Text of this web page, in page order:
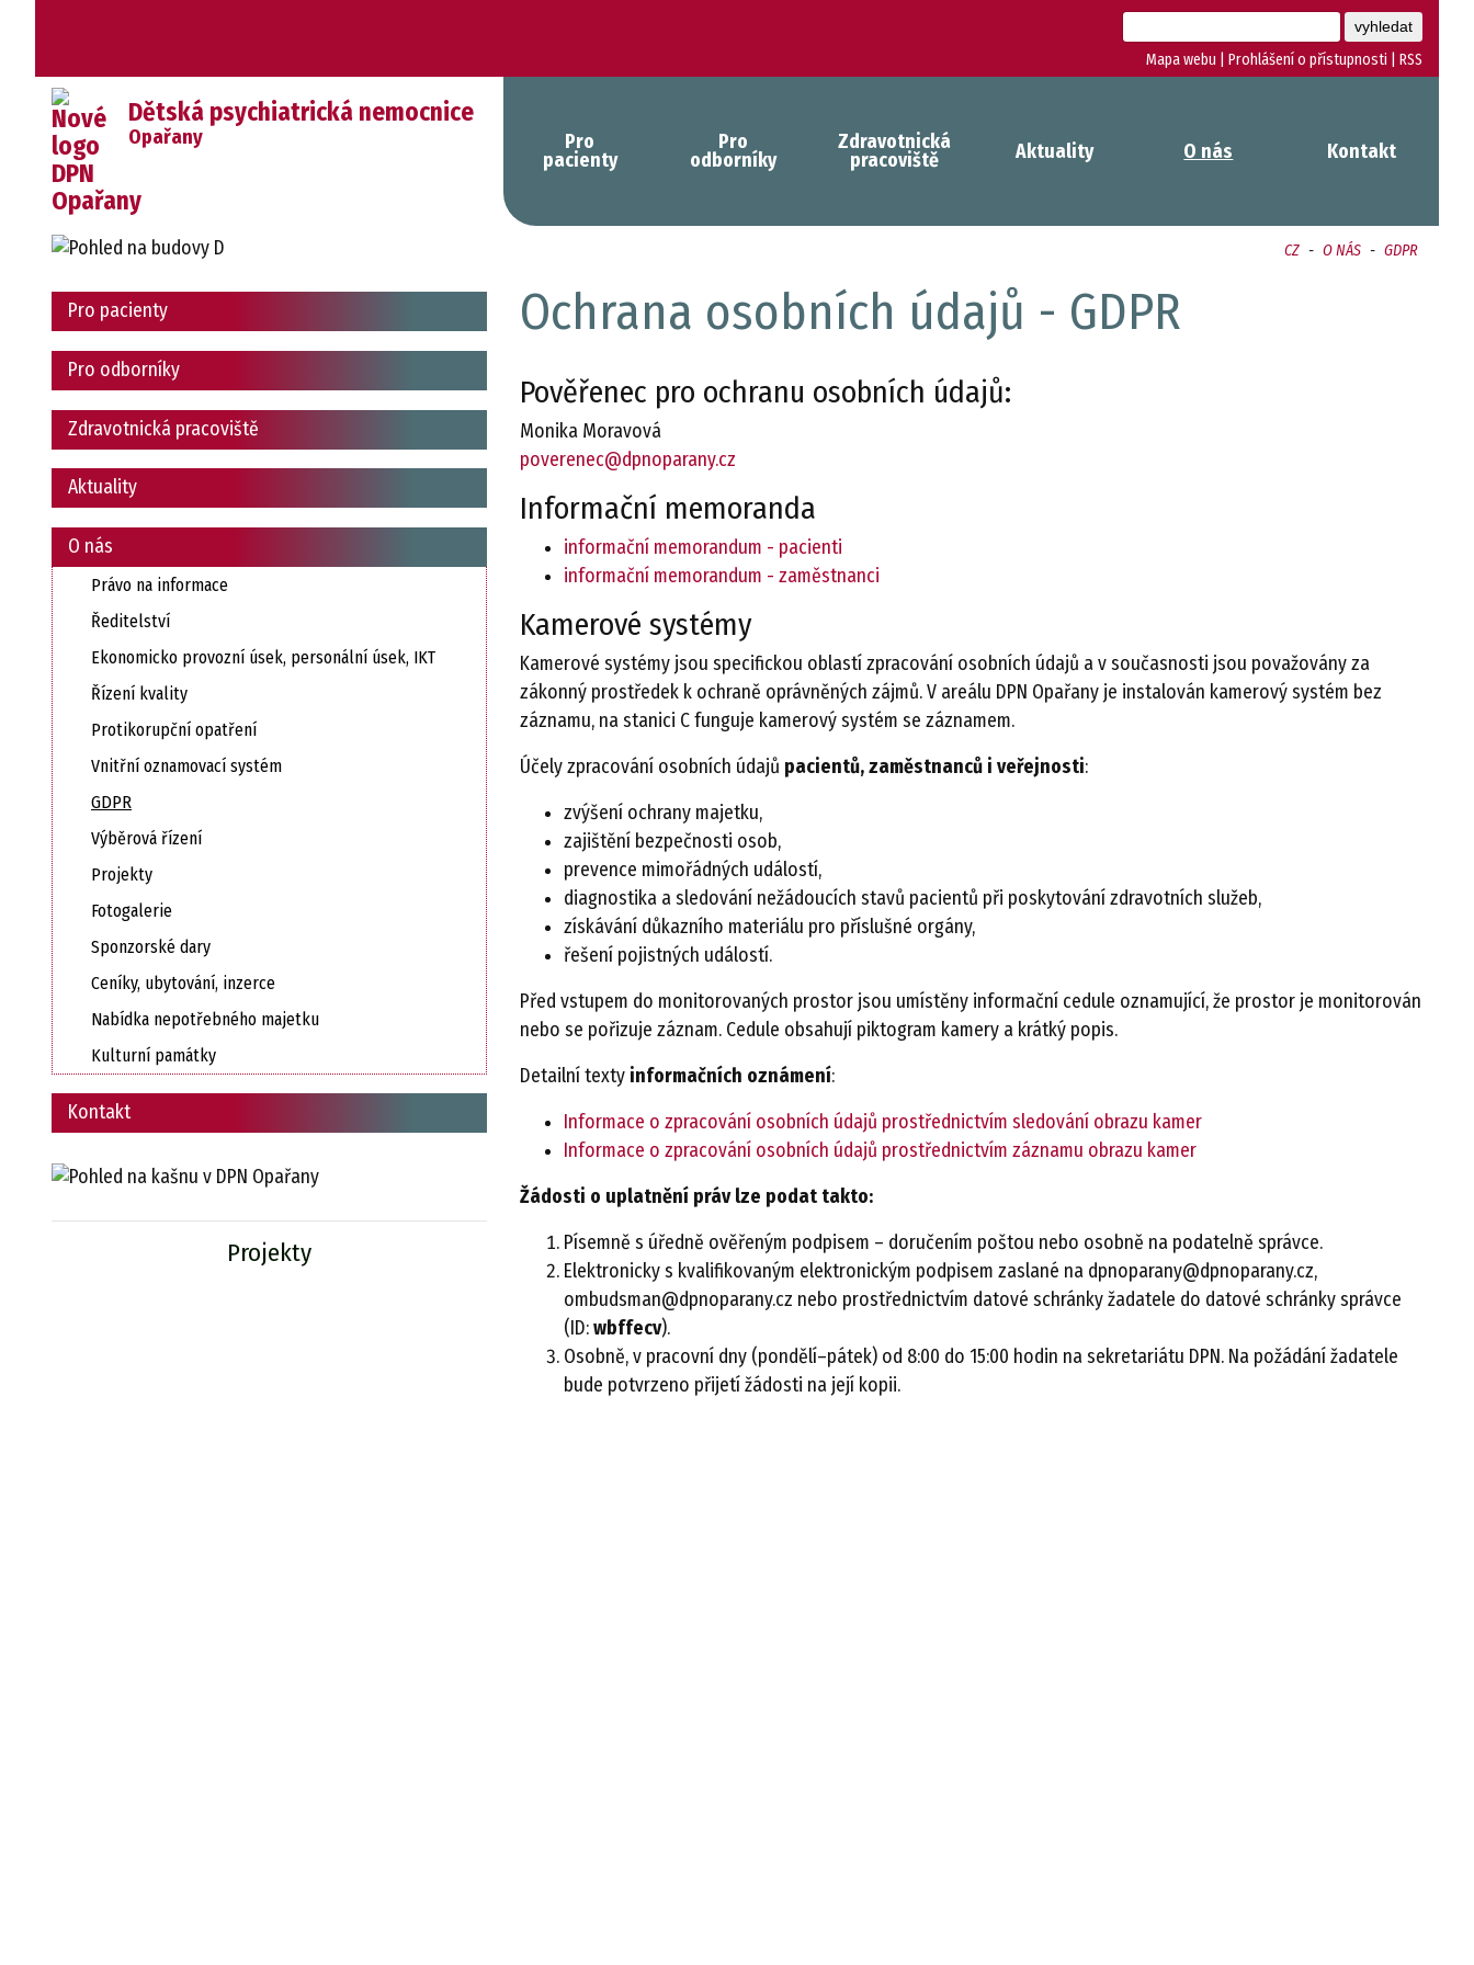
Mapa webu Prohlášení o přístupnosti RSS
Dětská psychiatrická nemocnice
Opařany
Pro
pacienty
Pro
odborníky
Zdravotnická
pracoviště
Aktuality O nás Kontakt
Pro pacienty
Pro odborníky
Zdravotnická pracoviště
Aktuality
O nás
Právo na informace
Ředitelství
Ekonomicko provozní úsek, personální úsek, IKT
Řízení kvality
Protikorupční opatření
Vnitřní oznamovací systém
GDPR
Výběrová řízení
Projekty
Fotogalerie
Sponzorské dary
Ceníky, ubytování, inzerce
Nabídka nepotřebného majetku
Kulturní památky
Kontakt
Projekty
CZ - O NÁS - GDPR
Ochrana osobních údajů - GDPR
Pověřenec pro ochranu osobních údajů:
Monika Moravová
poverenec@dpnoparany.cz
Informační memoranda
informační memorandum - pacienti
informační memorandum - zaměstnanci
Kamerové systémy
Kamerové systémy jsou specifickou oblastí zpracování osobních údajů a v současnosti jsou považovány za
zákonný prostředek k ochraně oprávněných zájmů. V areálu DPN Opařany je instalován kamerový systém bez
záznamu, na stanici C funguje kamerový systém se záznamem.
Účely zpracování osobních údajů pacientů, zaměstnanců i veřejnosti:
zvýšení ochrany majetku,
zajištění bezpečnosti osob,
prevence mimořádných událostí,
diagnostika a sledování nežádoucích stavů pacientů při poskytování zdravotních služeb,
získávání důkazního materiálu pro příslušné orgány,
řešení pojistných událostí.
Před vstupem do monitorovaných prostor jsou umístěny informační cedule oznamující, že prostor je monitorován
nebo se pořizuje záznam. Cedule obsahují piktogram kamery a krátký popis.
Detailní textyinformačních oznámení:
Informace o zpracování osobních údajů prostřednictvím sledování obrazu kamer
Informace o zpracování osobních údajů prostřednictvím záznamu obrazu kamer
Žádosti o uplatnění práv lze podat takto:
Písemně s úředně ověřeným podpisem – doručením poštou nebo osobně na podatelně správce.
Elektronicky s kvalifikovaným elektronickým podpisem zaslané na dpnoparany@dpnoparany.cz,
ombudsman@dpnoparany.cz nebo prostřednictvím datové schránky žadatele do datové schránky správce
(ID:wbffecv).
Osobně, v pracovní dny (pondělí–pátek) od 8:00 do 15:00 hodin na sekretariátu DPN. Na požádání žadatele
bude potvrzeno přijetí žádosti na její kopii.